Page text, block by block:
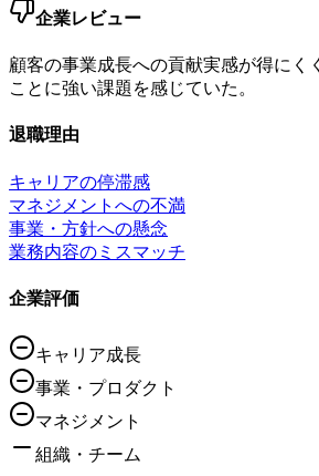
企業レビュー
顧客の事業成長への貢献実感が得に
ことに強い課題を感じていた。
退職理由
キャリアの停滞感
マネジメントへの不満
事業・方針への懸念
業務内容のミスマッチ
企業評価
キャリア成長
事業・プロダクト
マネジメント
組織・チーム